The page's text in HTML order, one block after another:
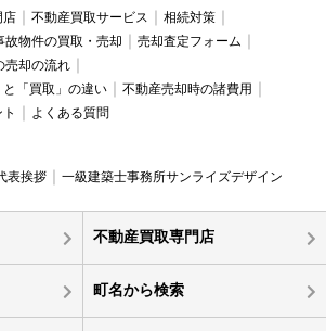
店 不動産買取サービス
相続対策
故物件の買取・売却
売却査定フォーム
売却の流れ
「買取」の違い
不動産売却時の諸費用
よくある質問
表挨拶 一級建築士事務所サンライズデザイン
不動産買取専門店
町名から検索